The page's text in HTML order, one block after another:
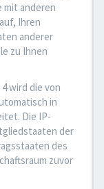
mit anderen
Ihren
anderer
zu Ihnen
wird die von
in
Die IP-
der
des
zuvor